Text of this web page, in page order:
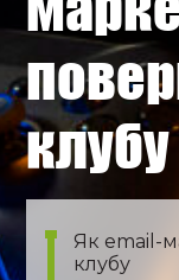
клубу
Як email-
клубу